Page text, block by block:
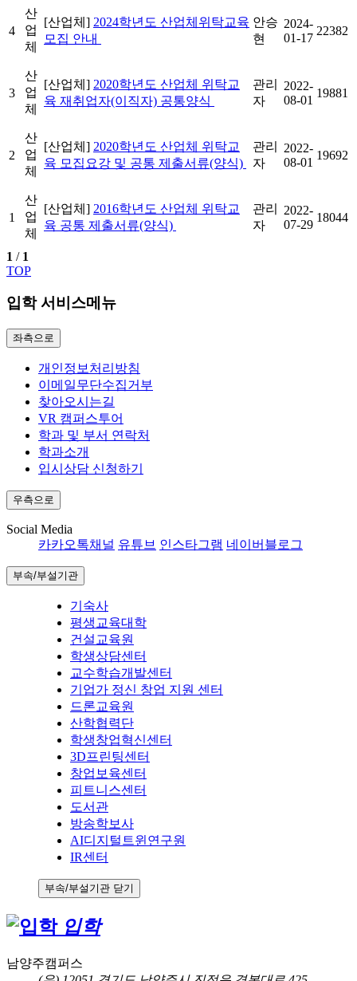
4
산
업
체
[산업체] 2024학년도 산업체위탁교육
모집 안내
안승
현
2024-
01-17
22382
3
산
업
체
[산업체] 2020학년도 산업체 위탁교
육 재취업자(이직자) 공통양식
관리
자
2022-
08-01
19881
2
산
업
체
[산업체] 2020학년도 산업체 위탁교
육 모집요강 및 공통 제출서류(양식)
관리
자
2022-
08-01
19692
1
산
업
체
[산업체] 2016학년도 산업체 위탁교
육 공통 제출서류(양식)
관리
자
2022-
07-29
18044
1 / 1
TOP
입학 서비스메뉴
좌측으로
개인정보처리방침
이메일무단수집거부
찾아오시는길
VR 캠퍼스투어
학과 및 부서 연락처
학과소개
입시상담 신청하기
우측으로
Social Media
카카오톡채널 유튜브 인스타그램 네이버블로그
부속/부설기관
기숙사
평생교육대학
건설교육원
학생상담센터
교수학습개발센터
기업가 정신 창업 지원 센터
드론교육원
산학협력단
학생창업혁신센터
3D프린팅센터
창업보육센터
피트니스센터
도서관
방송학보사
AI디지털트윈연구원
IR센터
부속/부설기관 닫기
입학
남양주캠퍼스